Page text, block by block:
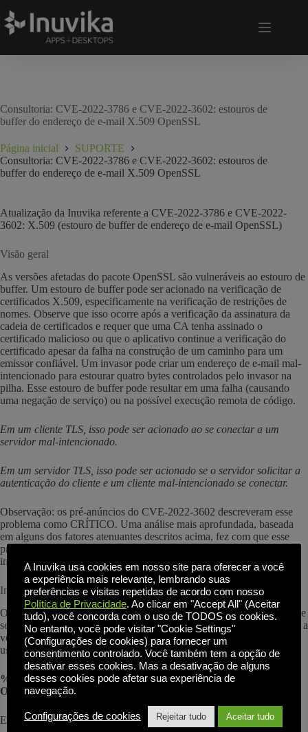
Consultoria: CVE-2022-3786 e CVE-2022-3602: estouros de
buffer do endereço de e-mail X.509 OpenSSL
Página inicial
SUPORTE
Consultoria: CVE-2022-3786 e CVE-2022-3602: estouros de
buffer do endereço de e-mail X.509 OpenSSL
Atualização da Inuvika referente a CVE-2022-3786 e CVE-2022-
3602: X.509 (estouro de buffer de endereço de e-mail OpenSSL)
Visão geral
As versões afetadas do pacote OpenSSL são vulneráveis ao estouro de
buffer. Um estouro de buffer pode ser acionado na verificação de
certificados X.509, especificamente na verificação de restrições de
nomes. Observe que isso ocorre após a verificação da assinatura da
cadeia de certificados e requer que uma CA tenha assinado o
certificado malicioso ou que o aplicativo continue a verificação do
certificado apesar da falha na construção de um caminho para um
emissor confiável. Um invasor pode criar um endereço de e-mail mal-
intencionado para estourar quatro bytes controlados pelo invasor na
pilha. Esse estouro de buffer pode resultar em uma falha (causando
uma negação de serviço) ou na possível execução remota de código.
Em um cliente TLS, isso pode ser acionado ao se conectar a um
servidor mal-intencionado.
Em um servidor TLS, isso pode ser acionado se o servidor solicitar a
autenticação do cliente e um cliente mal-intencionado se conectar.
Observação: os pré-anúncios do CVE-2022-3602 descreveram esse
problema como CRÍTICO. Uma análise mais aprofundada, baseada
em alguns dos fatores atenuantes descritos acima, fez com que esse
problema fosse rebaixado para ALTO. Os usuários ainda são
incentivados a atualizar para uma nova versão o mais rápido possível.
Impacto na empresa OVD
Os problemas identificados não afetam diretamente os componentes de
serviço do OVD Enterprise. No entanto, os clientes são aconselhados a
verificar a versão do OpenSSL instalada em seus servidores Linux
usando o seguinte comando (com exemplo de saída):
% versão openssl
OpenSSL 3.0.5 5 jul 2022 (Biblioteca: OpenSSL 3.0.5 5 jul 2022)
Essa vulnerabilidade afetará apenas o OpenSSL 3.0.x e não o 1.1.1
A Inuvika usa cookies em nosso site para oferecer a você
a experiência mais relevante, lembrando suas
preferências e visitas repetidas de acordo com nosso
Política de Privacidade. Ao clicar em "Accept All" (Aceitar
tudo), você concorda com o uso de TODOS os cookies.
No entanto, você pode visitar "Cookie Settings"
(Configurações de cookies) para fornecer um
consentimento controlado. Você também tem a opção de
desativar esses cookies. Mas a desativação de alguns
desses cookies pode afetar sua experiência de
navegação.
Configurações de cookies Rejeitar tudo Aceitar tudo